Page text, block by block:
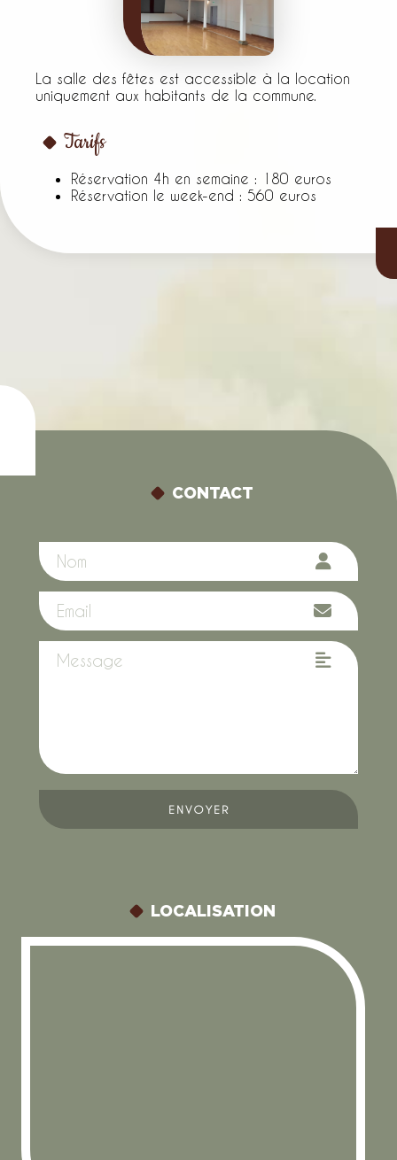
La salle des fêtes est accessible à la location
uniquement aux habitants de la commune.
Tarifs
Réservation 4h en semaine : 180 euros
Réservation le week-end : 560 euros
CONTACT
ENVOYER
LOCALISATION